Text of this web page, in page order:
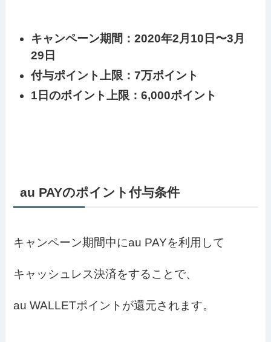
キャンペーン期間：2020年2月10日〜3月
29日
付与ポイント上限：7万ポイント
1日のポイント上限：6,000ポイント
au PAYのポイント付与条件
キャンペーン期間中にau PAYを利用して
キャッシュレス決済をすることで、
au WALLETポイントが還元されます。